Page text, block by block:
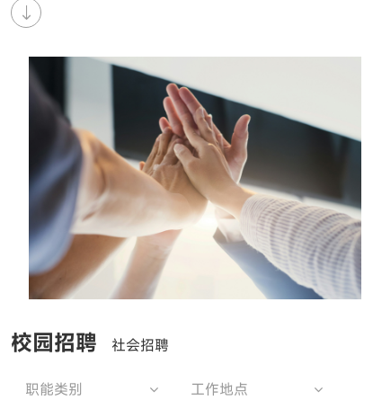
校园招聘 社会招聘
职能类别 工作地点